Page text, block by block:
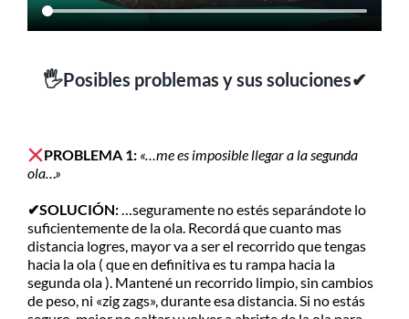
🖐Posibles problemas y sus soluciones✔
PROBLEMA 1: «…me es imposible llegar a la segunda
ola…»
✔SOLUCIÓN:…seguramente no estés separándote lo
suficientemente de la ola. Recordá que cuanto mas
distancia logres, mayor va a ser el recorrido que tengas
hacia la ola ( que en definitiva es tu rampa hacia la
segunda ola ). Mantené un recorrido limpio, sin cambios
de peso, ni «zig zags», durante esa distancia. Si no estás